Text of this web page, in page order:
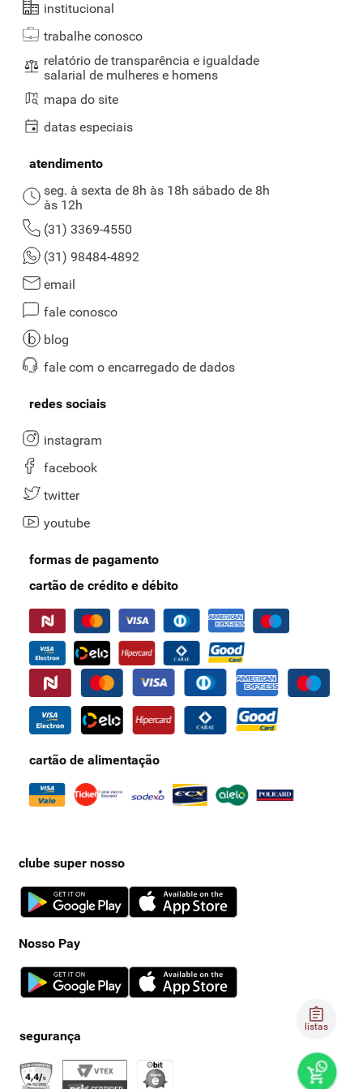
listas
institucional
trabalhe conosco
relatório de transparência e igualdade
salarial de mulheres e homens
mapa do site
datas especiais
atendimento
seg. à sexta de 8h às 18h sábado de 8h
às 12h
(31) 3369-4550
(31) 98484-4892
email
fale conosco
blog
fale com o encarregado de dados
redes sociais
instagram
facebook
twitter
youtube
formas de pagamento
cartão de crédito e débito
cartão de alimentação
clube super nosso
Nosso Pay